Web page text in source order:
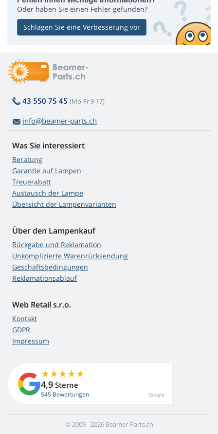
Oder haben Sie einen Fehler gefunden?
Schlagen Sie eine Verbesserung vor
43 550 75 45 (Mo-Fr 9-17)
info@beamer-parts.ch
Was Sie interessiert
Beratung
Garantie auf Lampen
Treuerabatt
Austausch der Lampe
Übersicht der Lampenvarianten
Über den Lampenkauf
Rückgabe und Reklamation
Unkomplizierte Warenrücksendung
Geschäftsbedingungen
Reklamationsablauf
Web Retail s.r.o.
Kontakt
GDPR
Impressum
4,9 Sterne
545 Bewertungen Google
© 2009 - 2026 Beamer-Parts.ch